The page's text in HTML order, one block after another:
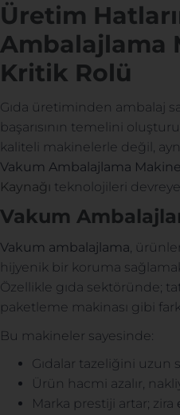
Üretim
Ambalajlama
Kritik Rolü
Gıda üretiminden ambalaj
başarısının temelini
kaliteli makinelerle değil,
Vakum Ambalajlama
Kaynağı teknolojileri
Vakum
Vakum ambalajlama ,
hijyenik bir koruma
Özellikle gıda sektöründe;
paketleme makinası gibi
Bu makineler sayesinde:
Gıdalar tazeliğini uzun
Ürün hacmi azalır,
Marka prestiji artar; zira